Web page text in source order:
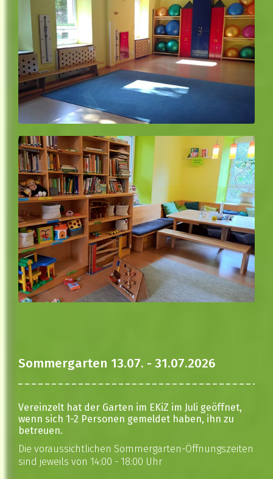
Sommergarten 13.07. - 31.07.2026
Vereinzelt hat der Garten im EKiZ im Juli geöffnet,
wenn sich 1-2 Personen gemeldet haben, ihn zu
betreuen.
Die voraussichtlichen Sommergarten-Öffnungszeiten
sind jeweils von 14:00 - 18:00 Uhr